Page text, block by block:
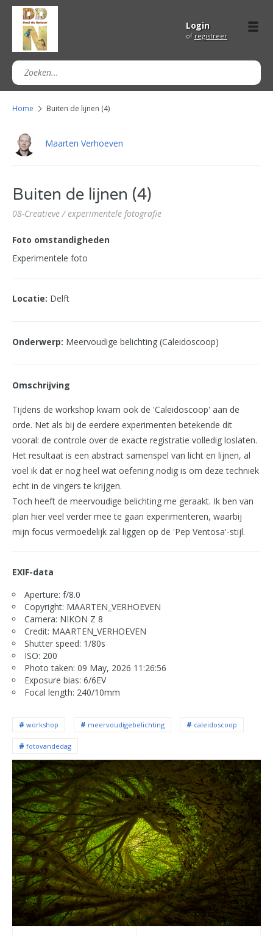
Login
of registreer
Home Buiten de lijnen (4)
Maarten Verhoeven
Buiten de lijnen (4)
08-Creatieve / experimentele fotografie
Foto omstandigheden
Experimentele foto
Locatie: Delft
Onderwerp: Meervoudige belichting (Caleidoscoop)
Omschrijving
Tijdens de workshop kwam ook de 'Caleidoscoop' aan de
orde. Net als bij de eerdere experimenten betekende dit
vooral: de controle over de exacte registratie volledig loslaten.
Het resultaat is een abstract samenspel van licht en lijnen, al
voel ik dat er nog heel wat oefening nodig is om deze techniek
echt in de vingers te krijgen.
Toch heeft de meervoudige belichting me geraakt. Ik ben van
plan hier veel verder mee te gaan experimenteren, waarbij
mijn focus vermoedelijk zal liggen op de 'Pep Ventosa'-stijl.
EXIF-data
Aperture: f/8.0
Copyright: MAARTEN_VERHOEVEN
Camera: NIKON Z 8
Credit: MAARTEN_VERHOEVEN
Shutter speed: 1/80s
ISO: 200
Photo taken: 09 May, 2026 11:26:56
Exposure bias: 6/6EV
Focal length: 240/10mm
workshop meervoudigebelichting caleidoscoop
fotovandedag